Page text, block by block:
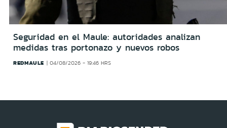
Seguridad en el Maule: autoridades analizan
medidas tras portonazo y nuevos robos
REDMAULE 04/08/2026 - 19:46 HRS